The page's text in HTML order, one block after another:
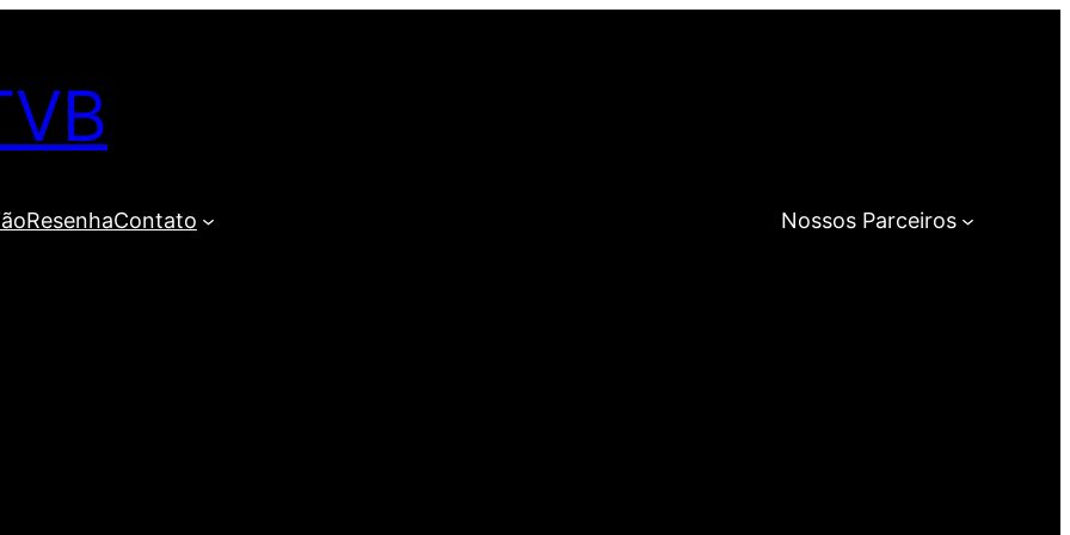
ResenhaContato Nossos Parceiros